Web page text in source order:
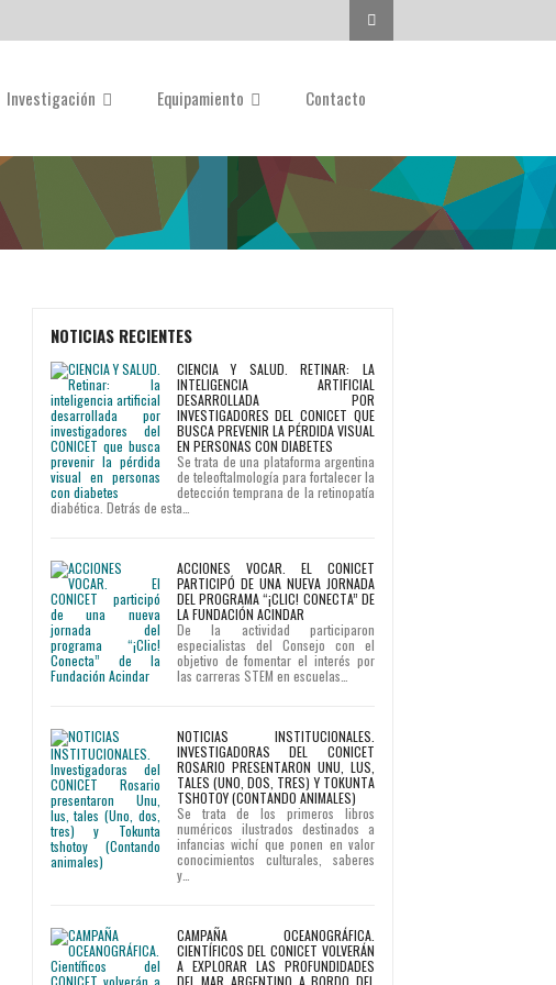
Investigación Equipamiento Contacto
NOTICIAS RECIENTES
CIENCIA Y SALUD. RETINAR: LA
INTELIGENCIA ARTIFICIAL
DESARROLLADA POR
INVESTIGADORES DEL CONICET QUE
BUSCA PREVENIR LA PÉRDIDA VISUAL
EN PERSONAS CON DIABETES
Se trata de una plataforma argentina
de teleoftalmología para fortalecer la
detección temprana de la retinopatía
diabética. Detrás de esta…
ACCIONES VOCAR. EL CONICET
PARTICIPÓ DE UNA NUEVA JORNADA
DEL PROGRAMA “¡CLIC! CONECTA” DE
LA FUNDACIÓN ACINDAR
De la actividad participaron
especialistas del Consejo con el
objetivo de fomentar el interés por
las carreras STEM en escuelas…
NOTICIAS INSTITUCIONALES.
INVESTIGADORAS DEL CONICET
ROSARIO PRESENTARON UNU, LUS,
TALES (UNO, DOS, TRES) Y TOKUNTA
TSHOTOY (CONTANDO ANIMALES)
Se trata de los primeros libros
numéricos ilustrados destinados a
infancias wichí que ponen en valor
conocimientos culturales, saberes
y…
CAMPAÑA OCEANOGRÁFICA.
CIENTÍFICOS DEL CONICET VOLVERÁN
A EXPLORAR LAS PROFUNDIDADES
DEL MAR ARGENTINO A BORDO DEL